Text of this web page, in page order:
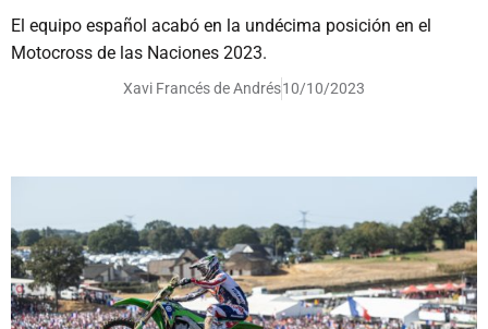
El equipo español acabó en la undécima posición en el
Motocross de las Naciones 2023.
Xavi Francés de Andrés10/10/2023